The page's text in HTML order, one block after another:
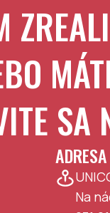
SA
Na